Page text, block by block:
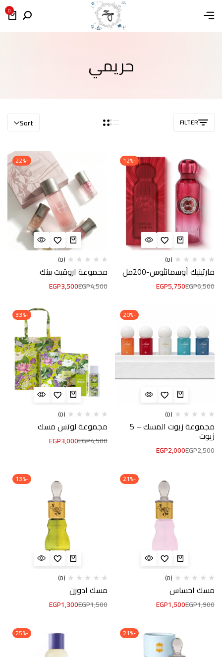
0
حريمي
FILTER
Sort
-12%
(0)
مارتينيك أوسمانثوس-200مل
EGP6,500
EGP5,750
-22%
(0)
مجموعة اروقيت بينك
EGP4,500
EGP3,500
-20%
(0)
مجموعة زيوت المسك – 5
زيوت
EGP2,500
EGP2,000
-33%
(0)
مجموعة لوتس مسك
EGP4,500
EGP3,000
-21%
(0)
مسك احساس
EGP1,900
EGP1,500
-13%
(0)
مسك ادورن
EGP1,500
EGP1,300
-21%
-25%